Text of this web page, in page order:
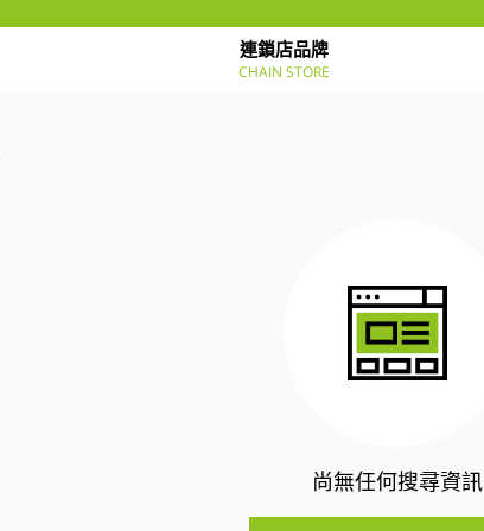
連鎖店品牌
CHAIN STORE
尚無任何搜尋資訊